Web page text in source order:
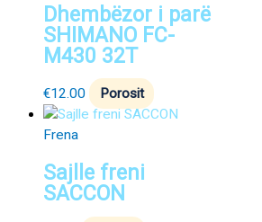
Dhembëzor i parë
SHIMANO FC-
M430 32T
€12.00 Porosit
Frena
Sajlle freni
SACCON